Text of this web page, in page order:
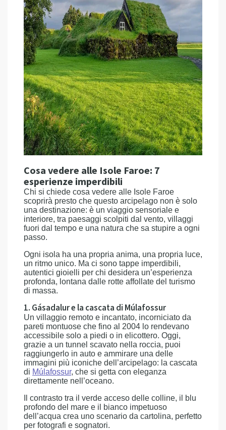
Cosa vedere alle Isole Faroe: 7
esperienze imperdibili
Chi si chiede cosa vedere alle Isole Faroe
scoprirà presto che questo arcipelago non è solo
una destinazione: è un viaggio sensoriale e
interiore, tra paesaggi scolpiti dal vento, villaggi
fuori dal tempo e una natura che sa stupire a ogni
passo.
Ogni isola ha una propria anima, una propria luce,
un ritmo unico. Ma ci sono tappe imperdibili,
autentici gioielli per chi desidera un’esperienza
profonda, lontana dalle rotte affollate del turismo
di massa.
1. Gásadalur e la cascata di Múlafossur
Un villaggio remoto e incantato, incorniciato da
pareti montuose che fino al 2004 lo rendevano
accessibile solo a piedi o in elicottero. Oggi,
grazie a un tunnel scavato nella roccia, puoi
raggiungerlo in auto e ammirare una delle
immagini più iconiche dell’arcipelago: la cascata
di Múlafossur, che si getta con eleganza
direttamente nell’oceano.
Il contrasto tra il verde acceso delle colline, il blu
profondo del mare e il bianco impetuoso
dell’acqua crea uno scenario da cartolina, perfetto
per fotografi e sognatori.